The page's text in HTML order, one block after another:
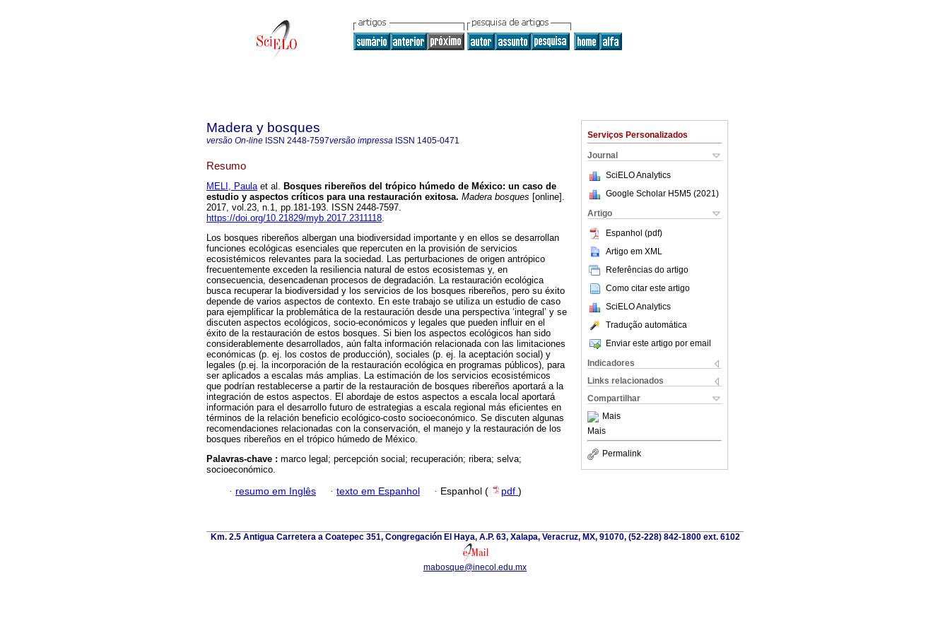
Serviços Personalizados
Journal
SciELO Analytics
Google Scholar H5M5 (2021 )
Artigo
Espanhol (pdf)
Artigo em XML
Referências do artigo
Como citar este artigo
SciELO Analytics
Tradução automática
Enviar este artigo por email
Indicadores
Links relacionados
Compartilhar
Mais
Mais
Permalink
Madera y bosques
versão On-line ISSN 2448-7597versão impressa ISSN 1405-0471
Resumo
MELI, Paulaet al. Bosques ribereños del trópico húmedo de México: un caso de
estudio y aspectos críticos para una restauración exitosa. Madera bosques [online].
2017, vol.23, n.1, pp.181-193. ISSN 2448-7597.
https://doi.org/10.21829/myb.2017.2311118.
Los bosques ribereños albergan una biodiversidad importante y en ellos se desarrollan
funciones ecológicas esenciales que repercuten en la provisión de servicios
ecosistémicos relevantes para la sociedad. Las perturbaciones de origen antrópico
frecuentemente exceden la resiliencia natural de estos ecosistemas y, en
consecuencia, desencadenan procesos de degradación. La restauración ecológica
busca recuperar la biodiversidad y los servicios de los bosques ribereños, pero su éxito
depende de varios aspectos de contexto. En este trabajo se utiliza un estudio de caso
para ejemplificar la problemática de la restauración desde una perspectiva ‘integral’ y se
discuten aspectos ecológicos, socio-económicos y legales que pueden influir en el
éxito de la restauración de estos bosques. Si bien los aspectos ecológicos han sido
considerablemente desarrollados, aún falta información relacionada con las limitaciones
económicas (p. ej. los costos de producción), sociales (p. ej. la aceptación social) y
legales (p.ej. la incorporación de la restauración ecológica en programas públicos), para
ser aplicados a escalas más amplias. La estimación de los servicios ecosistémicos
que podrían restablecerse a partir de la restauración de bosques ribereños aportará a la
integración de estos aspectos. El abordaje de estos aspectos a escala local aportará
información para el desarrollo futuro de estrategias a escala regional más eficientes en
términos de la relación beneficio ecológico-costo socioeconómico. Se discuten algunas
recomendaciones relacionadas con la conservación, el manejo y la restauración de los
bosques ribereños en el trópico húmedo de México.
Palavras-chave : marco legal; percepción social; recuperación; ribera; selva;
socioeconómico.
· resumo em Inglês · texto em Espanhol · Espanhol ( pdf )
Km. 2.5 Antigua Carretera a Coatepec 351, Congregación El Haya, A.P. 63, Xalapa, Veracruz, MX, 91070, (52-228) 842-1800 ext. 6102
mabosque@inecol.edu.mx